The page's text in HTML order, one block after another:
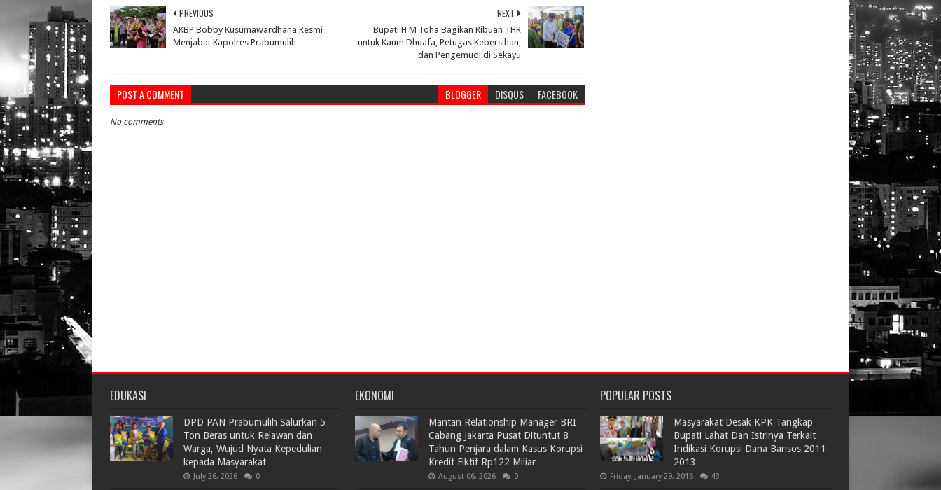
NEXT
Bupati H M Toha Bagikan Ribuan THR
untuk Kaum Dhuafa, Petugas Kebersihan,
dan Pengemudi di Sekayu
PREVIOUS
AKBP Bobby Kusumawardhana Resmi
Menjabat Kapolres Prabumulih
POST A COMMENT BLOGGER DISQUS FACEBOOK
No comments
EDUKASI
DPD PAN Prabumulih Salurkan 5
Ton Beras untuk Relawan dan
Warga, Wujud Nyata Kepedulian
kepada Masyarakat
July 26, 2026 0
EKONOMI
Mantan Relationship Manager BRI
Cabang Jakarta Pusat Dituntut 8
Tahun Penjara dalam Kasus Korupsi
Kredit Fiktif Rp122 Miliar
August 06, 2026 0
POPULAR POSTS
Masyarakat Desak KPK Tangkap
Bupati Lahat Dan Istrinya Terkait
Indikasi Korupsi Dana Bansos 2011-
2013
Friday, January 29, 2016 43